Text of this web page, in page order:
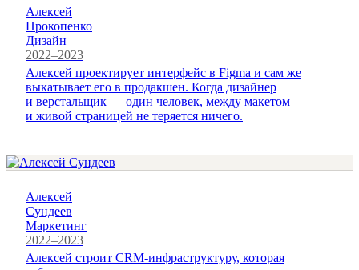
Алексей
Прокопенко
Дизайн
2022–2023
Алексей проектирует интерфейс в Figma и сам же
выкатывает его в продакшен. Когда дизайнер
и верстальщик — один человек, между макетом
и живой страницей не теряется ничего.
Алексей
Сундеев
Маркетинг
2022–2023
Алексей строит CRM-инфраструктуру, которая